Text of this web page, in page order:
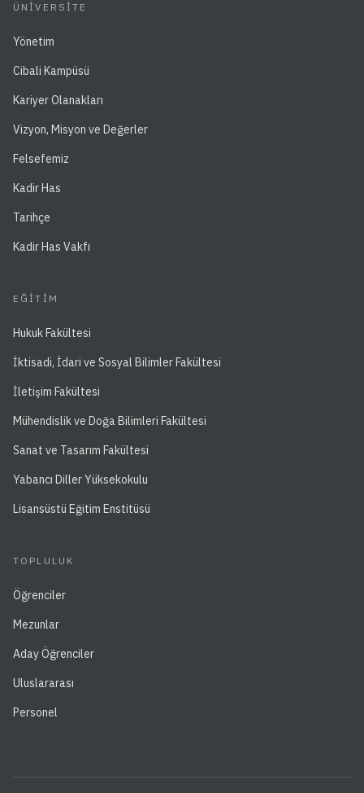
ÜNIVERSITE
Yönetim
Cibali Kampüsü
Kariyer Olanakları
Vizyon, Misyon ve Değerler
Felsefemiz
Kadir Has
Tarihçe
Kadir Has Vakfı
EĞITIM
Hukuk Fakültesi
İktisadi, İdari ve Sosyal Bilimler Fakültesi
İletişim Fakültesi
Mühendislik ve Doğa Bilimleri Fakültesi
Sanat ve Tasarım Fakültesi
Yabancı Diller Yüksekokulu
Lisansüstü Eğitim Enstitüsü
TOPLULUK
Öğrenciler
Mezunlar
Aday Öğrenciler
Uluslararası
Personel